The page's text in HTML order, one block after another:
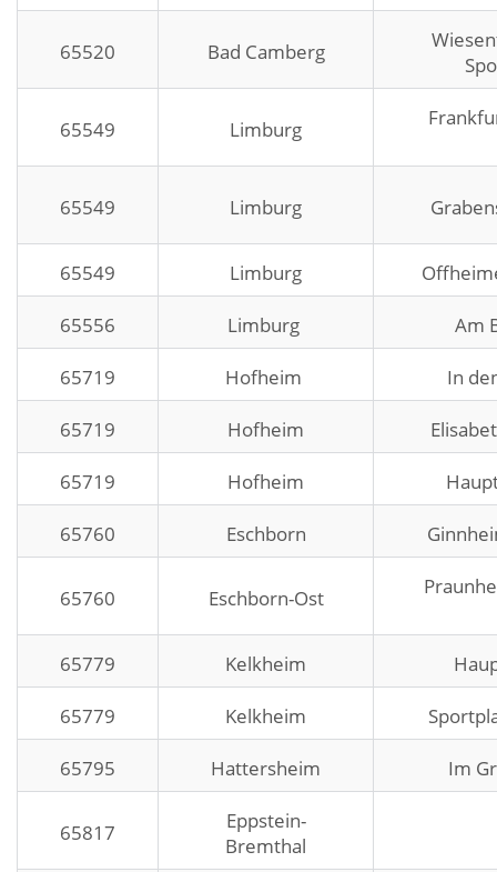
65520 Bad Camberg
65549 Limburg
65549 Limburg
65549 Limburg
65556 Limburg Am
65719 Hofheim In
65719 Hofheim
65719 Hofheim
65760 Eschborn
65760 Eschborn-Ost
65779 Kelkheim
65779 Kelkheim
65795 Hattersheim Im
65817
Eppstein-
Bremthal